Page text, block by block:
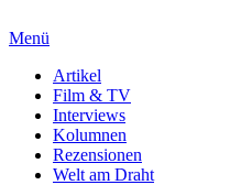
Menü
Artikel
Film & TV
Interviews
Kolumnen
Rezensionen
Welt am Draht